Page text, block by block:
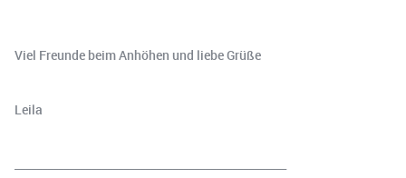
Viel Freunde beim Anhöhen und liebe Grüße
Leila